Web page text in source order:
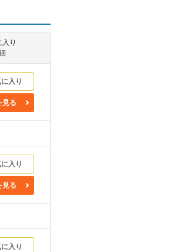
入り
見る
見る